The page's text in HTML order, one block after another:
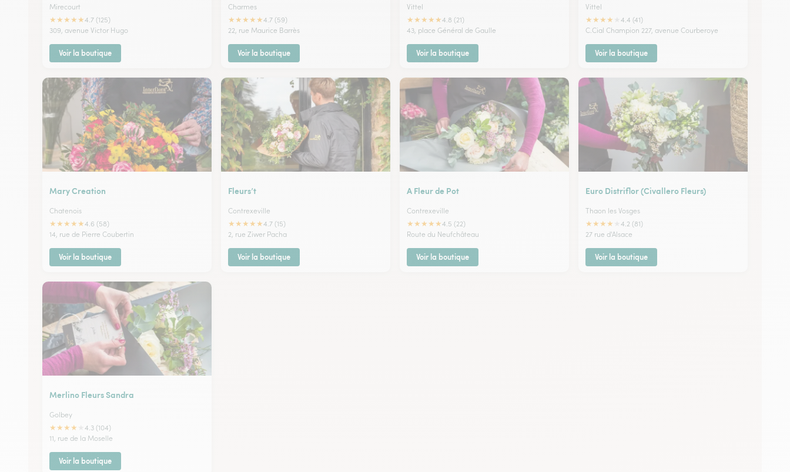
Mirecourt
★★★★★4.7 (125)
309, avenue Victor Hugo
Voir la boutique
Charmes
★★★★★4.7 (59)
22, rue Maurice Barrès
Voir la boutique
Vittel
★★★★★4.8 (21)
43, place Général de Gaulle
Voir la boutique
Vittel
★★★★
4.4 (41)
C.Cial Champion 227, avenue Courberoye
Voir la boutique
Mary Creation
Chatenois
★★★★★4.6 (58)
14, rue de Pierre Coubertin
Voir la boutique
Fleurs’t
Contrexeville
★★★★★4.7 (15)
2, rue Ziwer Pacha
Voir la boutique
A Fleur de Pot
Contrexeville
★★★★★4.5 (22)
Route du Neufchâteau
Voir la boutique
Euro Distriflor (Civallero Fleurs)
Thaon les Vosges
★★★★
4.2 (81)
27 rue d'Alsace
Voir la boutique
Merlino Fleurs Sandra
Golbey
★★★★
4.3 (104)
11, rue de la Moselle
Voir la boutique